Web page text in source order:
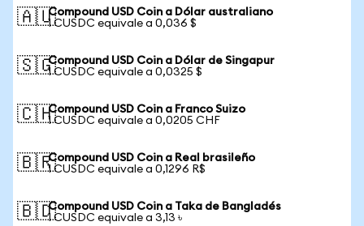
🇦🇺Compound USD Coin a Dólar australiano
1 CUSDC equivale a 0,036 $
🇸🇬Compound USD Coin a Dólar de Singapur
1 CUSDC equivale a 0,0325 $
🇨🇭Compound USD Coin a Franco Suizo
1 CUSDC equivale a 0,0205 CHF
🇧🇷Compound USD Coin a Real brasileño
1 CUSDC equivale a 0,1296 R$
🇧🇩Compound USD Coin a Taka de Bangladés
1 CUSDC equivale a 3,13 ৳